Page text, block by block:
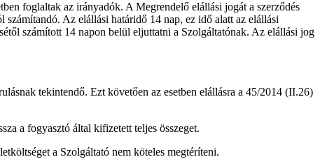
foglaltak az irányadók. A Megrendelő elállási jogát a szerződés
Az elállási határidő 14 nap, ez idő alatt az elállási
számított 14 napon belül eljuttatni a Szolgáltatónak. Az elállási jog
tekintendő. Ezt követően az esetben elállásra a 45/2014 (II.26)
a fogyasztó által kifizetett teljes összeget.
a Szolgáltató nem köteles megtéríteni.